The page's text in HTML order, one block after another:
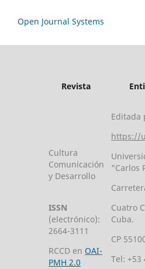
Open Journal Systems
Revista
Cultura
Comunicación
y Desarrollo
ISSN
(electrónico):
2664-3111
RCCD en OAI-
PMH 2.0
Editada
https://
"Carlos
Cuatro
Cuba.
CP
Tel: +53